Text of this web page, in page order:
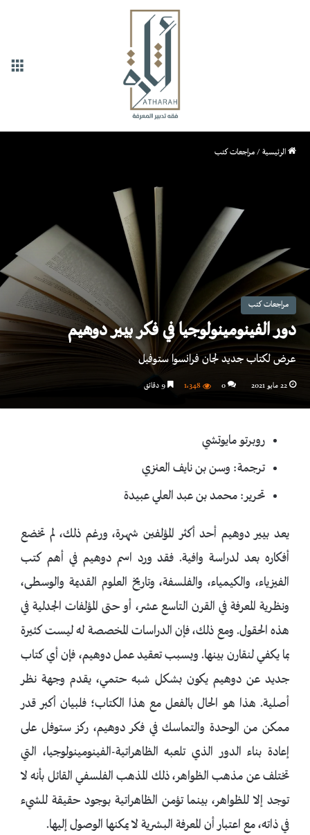
الرئيسية / مراجعات كتب
مراجعات كتب
دور الفينومينولوجيا في فكر بيير دوهيم
عرض لكتاب جديد لجان فرانسوا ستوفيل
22 مايو 2021 0 1٬348
روبرتو مايوتشي
ترجمة: وسن بن نايف العنزي
تحرير: محمد بن عبد العلي عبيدة
يعد بيير دوهيم أحد أكثر المؤلفين شهرة، ورغم ذلك، لم تخضع
أفكاره بعد لدراسة وافية. فقد ورد اسم دوهيم في أهم كتب
الفيزياء، والكيمياء، والفلسفة، وتاريخ العلوم القديمة والوسطى،
ونظرية المعرفة في القرن التاسع عشر، أو حتى المؤلفات الجدلية في
هذه الحقول. ومع ذلك، فإن الدراسات المخصصة له ليست كثيرة
بما يكفي لنقارن بينها. وبسبب تعقيد عمل دوهيم، فإن أي كتاب
جديد عن دوهيم يكون بشكل شبه حتمي، يقدم وجهة نظر
أصلية. هذا هو الحال بالفعل مع هذا الكتاب؛ فلبيان أكبر قدر
ممكن من الوحدة والتماسك في فكر دوهيم، ركز ستوفل على
إعادة بناء الدور الذي تلعبه الظاهراتية-الفينومينولوجيا، التي
تختلف عن مذهب الظواهر، ذلك المذهب الفلسفي القائل بأنه لا
توجد إلا للظواهر، بينما تؤمن الظاهراتية بـوجود حقيقة للشيء
في ذاته، مع اعتبار أن المعرفة البشرية لا يمكنها الوصول إليها.